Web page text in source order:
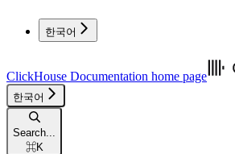
한국어
ClickHouse Documentation home page
한국어
Search...
⌘K